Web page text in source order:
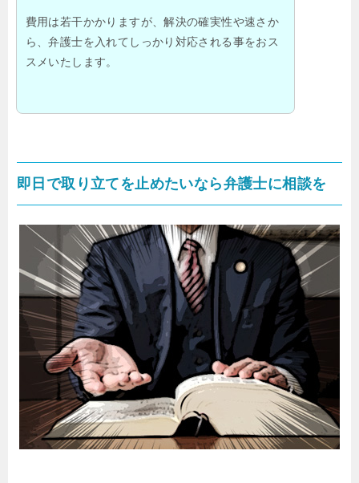
費用は若干かかりますが、解決の確実性や速さか
ら、弁護士を入れてしっかり対応される事をおス
スメいたします。
即日で取り立てを止めたいなら弁護士に相談を